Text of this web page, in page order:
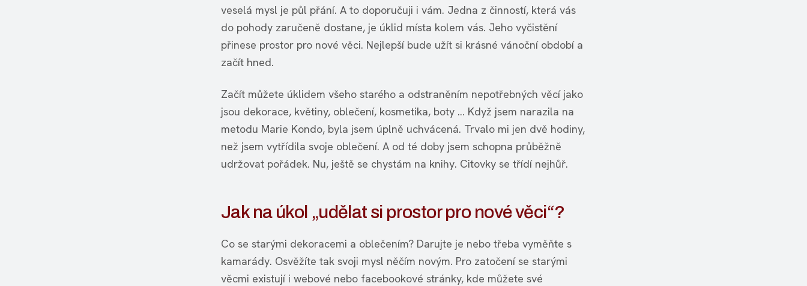
veselá mysl je půl přání. A to doporučuji i vám. Jedna z činností, která vás
do pohody zaručeně dostane, je úklid místa kolem vás. Jeho vyčistění
přinese prostor pro nové věci. Nejlepší bude užít si krásné vánoční období a
začít hned.
Začít můžete úklidem všeho starého a odstraněním nepotřebných věcí jako
jsou dekorace, květiny, oblečení, kosmetika, boty … Když jsem narazila na
metodu Marie Kondo, byla jsem úplně uchvácená. Trvalo mi jen dvě hodiny,
než jsem vytřídila svoje oblečení. A od té doby jsem schopna průběžně
udržovat pořádek. Nu, ještě se chystám na knihy. Citovky se třídí nejhůř.
Jak na úkol „udělat si prostor pro nové věci“?
Co se starými dekoracemi a oblečením? Darujte je nebo třeba vyměňte s
kamarády. Osvěžíte tak svoji mysl něčím novým. Pro zatočení se starými
věcmi existují i webové nebo facebookové stránky, kde můžete své